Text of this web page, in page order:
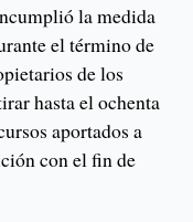
la medida
el término de
de los
hasta el ochenta
aportados a
con el fin de